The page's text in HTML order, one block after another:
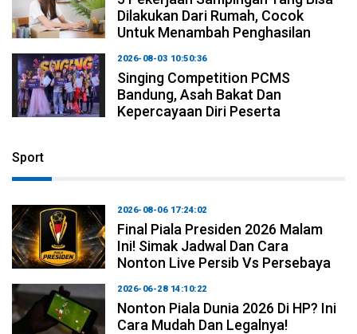
Dilakukan Dari Rumah, Cocok
Untuk Menambah Penghasilan
2026-08-03 10:50:36
Singing Competition PCMS
Bandung, Asah Bakat Dan
Kepercayaan Diri Peserta
Sport
2026-08-06 17:24:02
Final Piala Presiden 2026 Malam
Ini! Simak Jadwal Dan Cara
Nonton Live Persib Vs Persebaya
2026-06-28 14:10:22
Nonton Piala Dunia 2026 Di HP? Ini
Cara Mudah Dan Legalnya!